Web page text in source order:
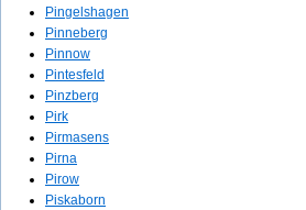
Pingelshagen
Pinneberg
Pinnow
Pintesfeld
Pinzberg
Pirk
Pirmasens
Pirna
Pirow
Piskaborn